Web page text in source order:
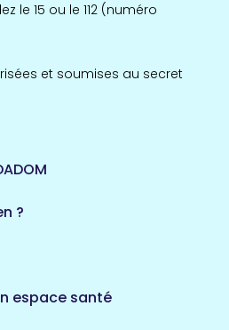
le 15 ou le 112 (numéro
et soumises au secret
?
espace santé